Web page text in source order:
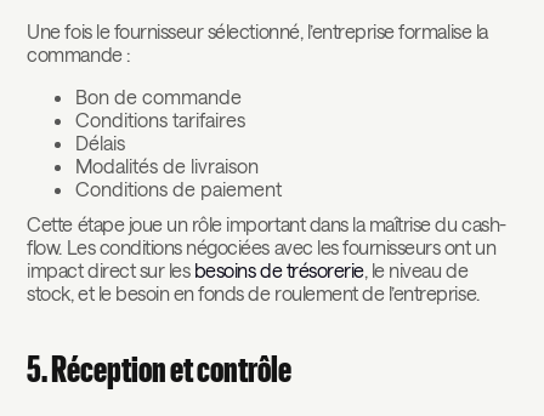
Une fois le fournisseur sélectionné, l’entreprise formalise la
commande :
Bon de commande
Conditions tarifaires
Délais
Modalités de livraison
Conditions de paiement
Cette étape joue un rôle important dans la maîtrise du cash-
flow. Les conditions négociées avec les fournisseurs ont un
impact direct sur les besoins de trésorerie, le niveau de
stock, et le besoin en fonds de roulement de l’entreprise.
5. Réception et contrôle